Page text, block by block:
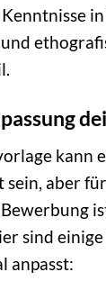
kann
sein, aber
sind
anpasst: